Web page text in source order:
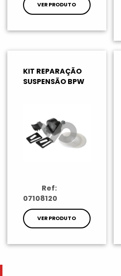
VER PRODUTO
KIT REPARAÇÃO
SUSPENSÃO BPW
Ref:
07108120
VER PRODUTO